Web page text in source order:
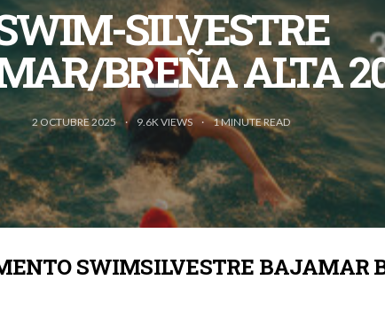
SILVESTRE
BREÑA ALTA
2 OCTUBRE 2025 9.6K VIEWS 1MINUTE READ
SWIMSILVESTRE BAJAMAR